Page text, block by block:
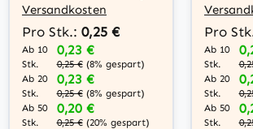
Versandkosten
Pro Stk.: 0,25 €
Ab 10
Stk.
0,23 €
0,25 € (8% gespart)
Ab 20
Stk.
0,23 €
0,25 € (8% gespart)
Ab 50
Stk.
0,20 €
0,25 € (20% gespart)
Pro
Ab 10
Stk.
Ab 20
Stk.
Ab 50
Stk.